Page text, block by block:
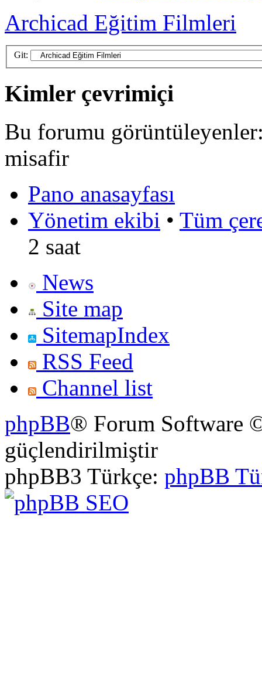
Archicad Eğitim Filmleri
Git:
Kimler çevrimiçi
Bu forumu
misafir
Pano anasayfası
Yönetim ekibi • Tüm
2 saat
News
Site map
SitemapIndex
RSS Feed
Channel list
phpBB® Forum Software
güçlendirilmiştir
phpBB3 Türkçe: phpBB